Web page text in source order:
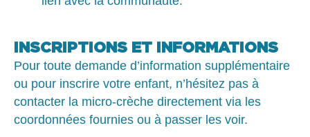
INSCRIPTIONS ET INFORMATIONS
Pour toute demande d’information supplémentaire
ou pour inscrire votre enfant, n’hésitez pas à
contacter la micro-crèche directement via les
coordonnées fournies ou à passer les voir.